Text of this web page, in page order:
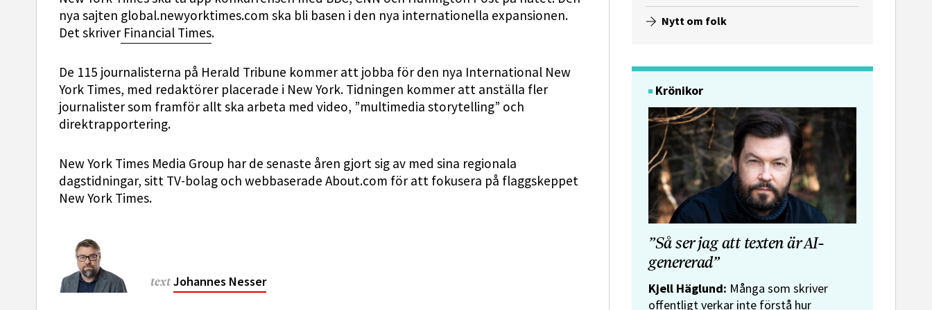
nya sajten global.newyorktimes.com ska bli basen i den nya internationella expansionen.
Det skriverFinancial Times.
De 115 journalisterna på Herald Tribune kommer att jobba för den nya International New
York Times, med redaktörer placerade i New York. Tidningen kommer att anställa fler
journalister som framför allt ska arbeta med video, ”multimedia storytelling” och
direktrapportering.
New York Times Media Group har de senaste åren gjort sig av med sina regionala
dagstidningar, sitt TV-bolag och webbaserade About.com för att fokusera på flaggskeppet
New York Times.
text Johannes Nesser
Nytt om folk
Krönikor
”Så ser jag att texten är AI-
genererad”
Kjell Häglund: Många som skriver
offentligt verkar inte förstå hur